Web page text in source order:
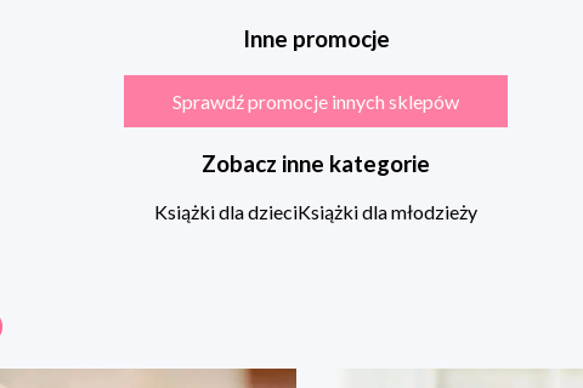
Inne promocje
Sprawdź promocje innych sklepów
Zobacz inne kategorie
Książki dla dzieciKsiążki dla młodzieży